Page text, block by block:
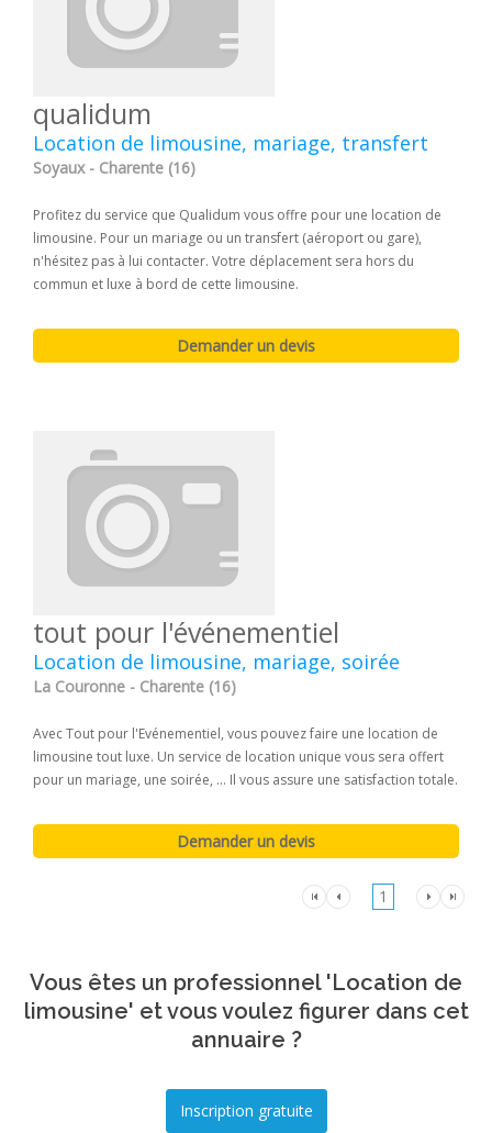
qualidum
Location de limousine, mariage, transfert
Soyaux - Charente (16)
Profitez du service que Qualidum vous offre pour une location de
limousine. Pour un mariage ou un transfert (aéroport ou gare),
n'hésitez pas à lui contacter. Votre déplacement sera hors du
commun et luxe à bord de cette limousine.
tout pour l'événementiel
Location de limousine, mariage, soirée
La Couronne - Charente (16)
Avec Tout pour l'Evénementiel, vous pouvez faire une location de
limousine tout luxe. Un service de location unique vous sera offert
pour un mariage, une soirée, ... Il vous assure une satisfaction totale.
1
Vous êtes un professionnel 'Location de
limousine' et vous voulez figurer dans cet
annuaire ?